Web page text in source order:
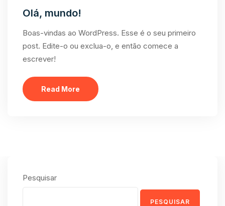
Olá, mundo!
Boas-vindas ao WordPress. Esse é o seu primeiro
post. Edite-o ou exclua-o, e então comece a
escrever!
Read More
Pesquisar
PESQUISAR